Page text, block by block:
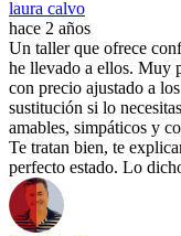
laura calvo
hace 2 años
Un taller que ofrece
he llevado a ellos. Muy
con precio ajustado a
sustitución si lo
amables, simpáticos y
Te tratan bien, te
perfecto estado. Lo